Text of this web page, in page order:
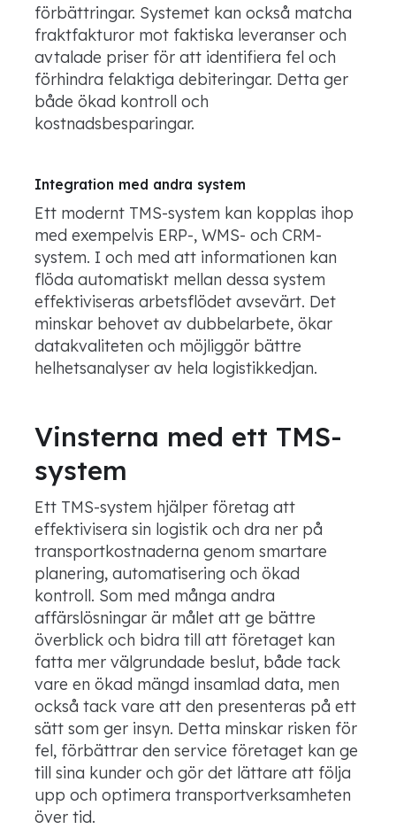
förbättringar. Systemet kan också matcha
fraktfakturor mot faktiska leveranser och
avtalade priser för att identifiera fel och
förhindra felaktiga debiteringar. Detta ger
både ökad kontroll och
kostnadsbesparingar.
Integration med andra system
Ett modernt TMS-system kan kopplas ihop
med exempelvis ERP-, WMS- och CRM-
system. I och med att informationen kan
flöda automatiskt mellan dessa system
effektiviseras arbetsflödet avsevärt. Det
minskar behovet av dubbelarbete, ökar
datakvaliteten och möjliggör bättre
helhetsanalyser av hela logistikkedjan.
Vinsterna med ett TMS-
system
Ett TMS-system hjälper företag att
effektivisera sin logistik och dra ner på
transportkostnaderna genom smartare
planering, automatisering och ökad
kontroll. Som med många andra
affärslösningar är målet att ge bättre
överblick och bidra till att företaget kan
fatta mer välgrundade beslut, både tack
vare en ökad mängd insamlad data, men
också tack vare att den presenteras på ett
sätt som ger insyn. Detta minskar risken för
fel, förbättrar den service företaget kan ge
till sina kunder och gör det lättare att följa
upp och optimera transportverksamheten
över tid.